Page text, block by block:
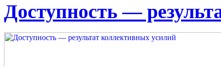
Доступность —